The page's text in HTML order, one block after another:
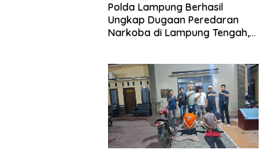
Polda Lampung Berhasil
Ungkap Dugaan Peredaran
Narkoba di Lampung Tengah,